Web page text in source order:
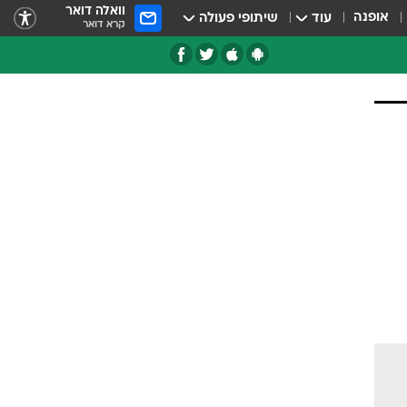
אופנה עוד שיתופי פעולה וואלה דואר
קרא דואר